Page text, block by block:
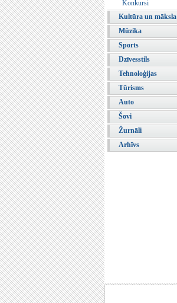
Konkursi
Kultūra un māksla
Mūzika
Sports
Dzīvesstils
Tehnoloģijas
Tūrisms
Auto
Šovi
Žurnāli
Arhīvs